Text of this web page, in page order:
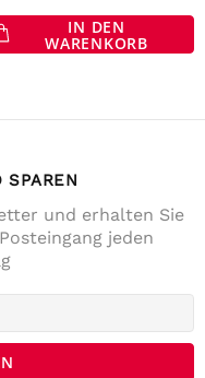
IN DEN
WARENKORB
SPAREN
und erhalten Sie
jeden